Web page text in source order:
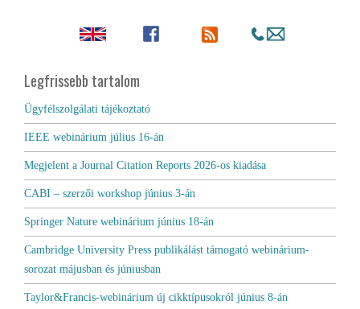
Legfrissebb tartalom
Ügyfélszolgálati tájékoztató
IEEE webinárium július 16-án
Megjelent a Journal Citation Reports 2026-os kiadása
CABI – szerzői workshop június 3-án
Springer Nature webinárium június 18-án
Cambridge University Press publikálást támogató webinárium-
sorozat májusban és júniusban
Taylor&Francis-webinárium új cikktípusokról június 8-án